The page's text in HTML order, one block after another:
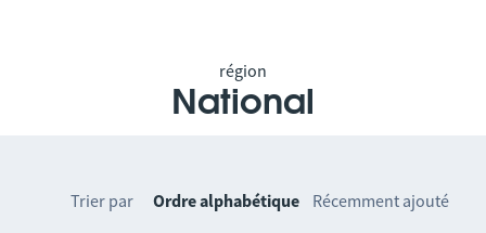
région
National
Trier par Ordre alphabétique Récemment ajouté